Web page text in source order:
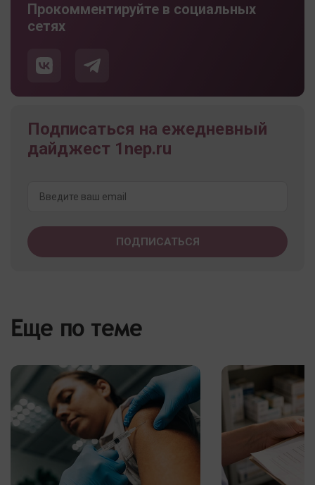
Прокомментируйте в социальных
сетях
Подписаться на ежедневный
дайджест 1nep.ru
Еще по теме